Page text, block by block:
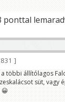
ponttal
831
a többi állítólagos
süt, vagy